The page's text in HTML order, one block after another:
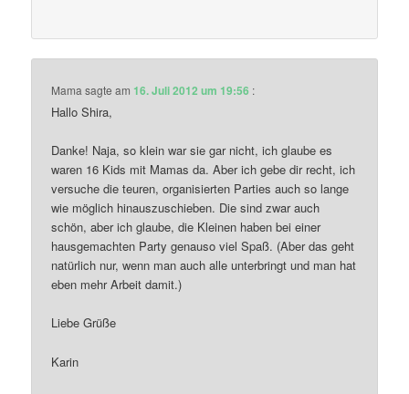
Mama sagte am 16. Juli 2012 um 19:56 :
Hallo Shira,
Danke! Naja, so klein war sie gar nicht, ich glaube es
waren 16 Kids mit Mamas da. Aber ich gebe dir recht, ich
versuche die teuren, organisierten Parties auch so lange
wie möglich hinauszuschieben. Die sind zwar auch
schön, aber ich glaube, die Kleinen haben bei einer
hausgemachten Party genauso viel Spaß. (Aber das geht
natürlich nur, wenn man auch alle unterbringt und man hat
eben mehr Arbeit damit.)
Liebe Grüße
Karin